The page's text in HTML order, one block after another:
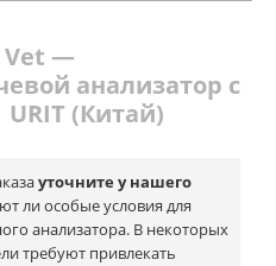
Vet —
анализатор с
(Китай)
уточните у нашего
ли особые условия для
анализатора. В некоторых
требуют привлекать